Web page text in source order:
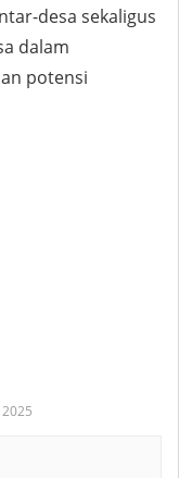
desa sekaligus
dalam
potensi